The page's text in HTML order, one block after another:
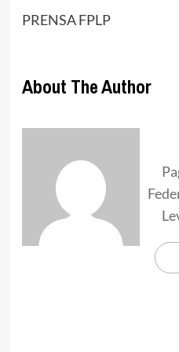
PRENSA FPLP
About The Author